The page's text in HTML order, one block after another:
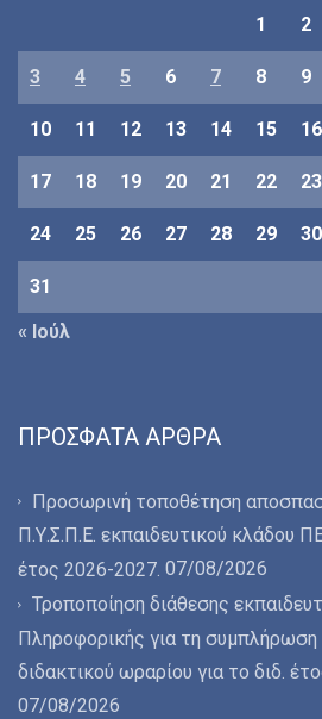
1 2
3 4 5 6 7 8 9
10 11 12 13 14 15 16
17 18 19 20 21 22 23
24 25 26 27 28 29 30
31
« Ιούλ
ΠΡΌΣΦΑΤΑ ΆΡΘΡΑ
Προσωρινή τοποθέτηση
Π.Υ.Σ.Π.Ε. εκπαιδευτικού κλάδου
έτος 2026-2027. 07/08/2026
Τροποποίηση διάθεσης
Πληροφορικής για τη
διδακτικού ωραρίου για το διδ.
07/08/2026